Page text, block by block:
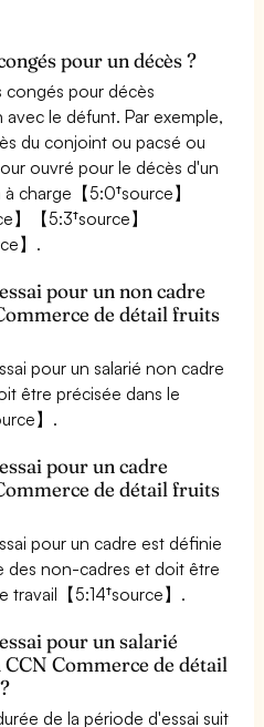
pour un décès ?
congés pour décès
le défunt. Par exemple,
du conjoint ou pacsé ou
ouvré pour le décès d'un
charge【5:0†source】
】【5:3†source】
】.
pour un non cadre
de détail fruits
pour un salarié non cadre
être précisée dans le
】.
pour un cadre
de détail fruits
pour un cadre est définie
des non-cadres et doit être
travail【5:14†source】.
pour un salarié
Commerce de détail
de la période d'essai suit